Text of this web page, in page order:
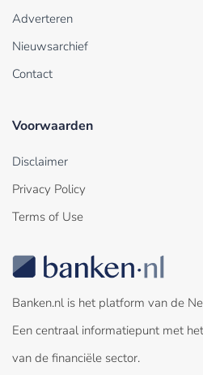
Adverteren
Nieuwsarchief
Contact
Voorwaarden
Disclaimer
Privacy Policy
Terms of Use
Banken.nl is het platform van de
Een centraal informatiepunt met
van de financiële sector.